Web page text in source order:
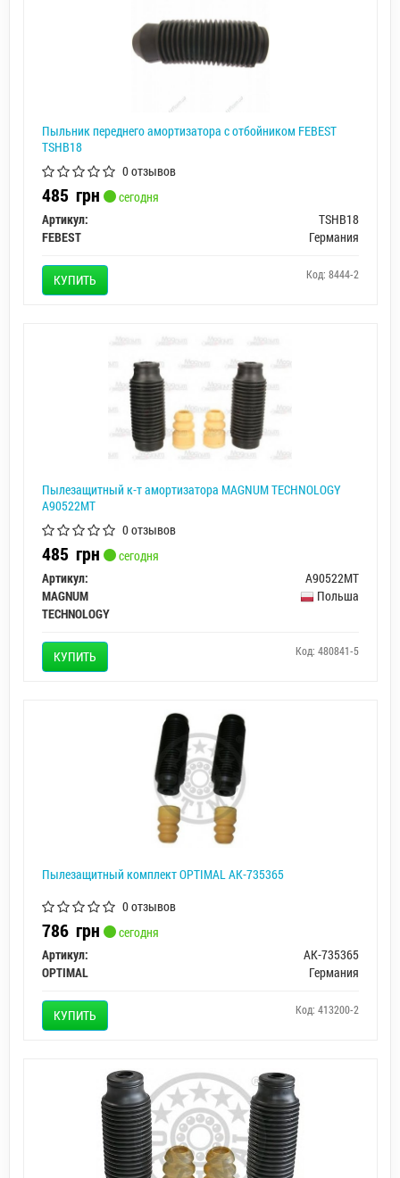
Пыльник переднего амортизатора с отбойником FEBEST
TSHB18
0 отзывов
485 грн
сегодня
Артикул:
TSHB18
FEBEST
Германия
КУПИТЬ Код: 8444-2
Пылезащитный к-т амортизатора MAGNUM TECHNOLOGY
A90522MT
0 отзывов
485 грн
сегодня
Артикул:
A90522MT
MAGNUM
TECHNOLOGY
Польша
КУПИТЬ Код: 480841-5
Пылезащитный комплект OPTIMAL AK-735365
0 отзывов
786 грн
сегодня
Артикул:
AK-735365
OPTIMAL
Германия
КУПИТЬ Код: 413200-2